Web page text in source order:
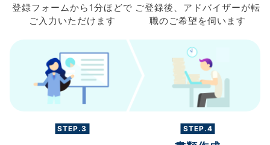
登録フォームから 1分ほどで
ご入力 いただけます
ご登録後、 アドバイザーが転
職のご希望を伺います
STEP.3 STEP.4